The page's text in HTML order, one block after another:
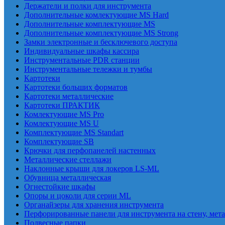
Держатели и полки для инструмента
Дополнительные комлектующие MS Hard
Дополнительные комплектующие MS
Дополнительные комплектующие MS Strong
Замки электронные и бесключевого доступа
Индивидуальные шкафы кассира
Инструментальные PDR станции
Инструментальные тележки и тумбы
Картотеки
Картотеки больших форматов
Картотеки металлические
Картотеки ПРАКТИК
Комлектующие MS Pro
Комлектующие MS U
Комплектующие MS Standart
Комплектующие SB
Крючки для перфопанелей настенных
Металлические стеллажи
Наклонные крыши для локеров LS-ML
Обувница металлическая
Огнестойкие шкафы
Опоры и цоколи для серии ML
Органайзеры для хранения инструмента
Перфорированные панели для инструмента на стену,
Подвесные папки